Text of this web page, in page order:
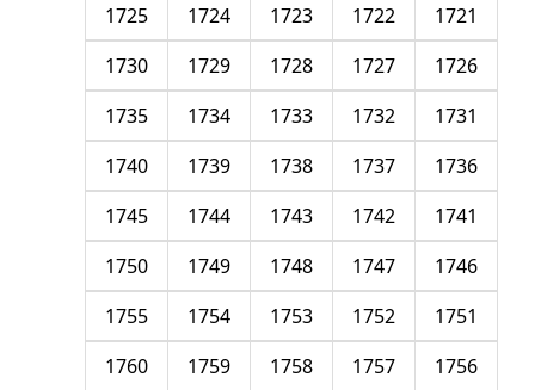
1721
1722
1723
1724
1725
1726
1727
1728
1729
1730
1731
1732
1733
1734
1735
1736
1737
1738
1739
1740
1741
1742
1743
1744
1745
1746
1747
1748
1749
1750
1751
1752
1753
1754
1755
1756
1757
1758
1759
1760